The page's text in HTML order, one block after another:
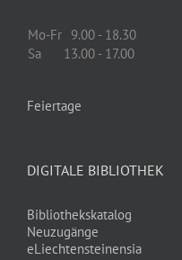
Mo-Fr 9.00 - 18.30
Sa
13.00 - 17.00
Feiertage
DIGITALE BIBLIOTHEK
Bibliothekskatalog
Neuzugänge
eLiechtensteinensia